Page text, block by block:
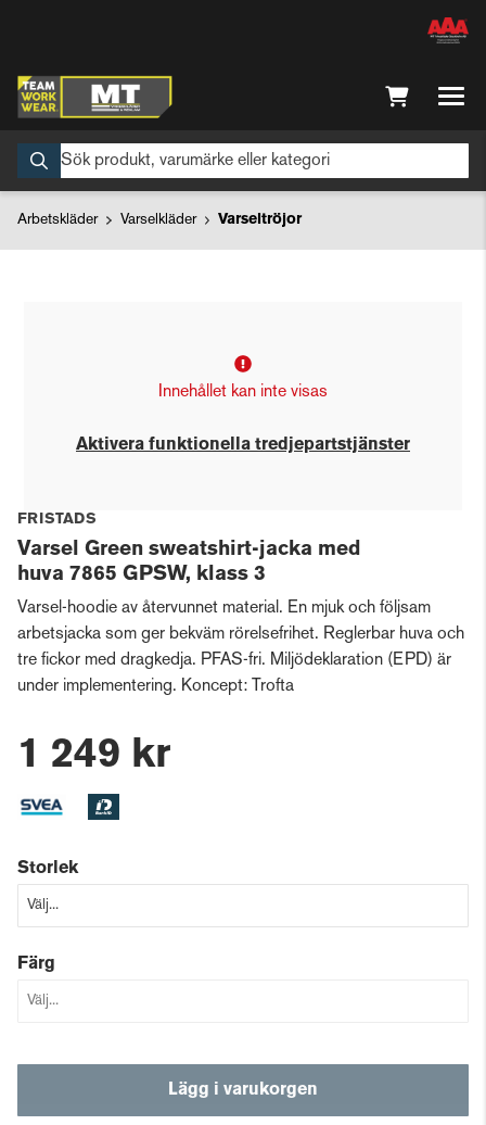
Arbetskläder Varselkläder Varseltröjor
Innehållet kan inte visas
Aktivera funktionella tredjepartstjänster
FRISTADS
Varsel Green sweatshirt-jacka med
huva 7865 GPSW, klass 3
Varsel-hoodie av återvunnet material. En mjuk och följsam
arbetsjacka som ger bekväm rörelsefrihet. Reglerbar huva och
tre fickor med dragkedja. PFAS-fri. Miljödeklaration (EPD) är
under implementering. Koncept: Trofta
1 249 kr
Storlek
Färg
Lägg i varukorgen